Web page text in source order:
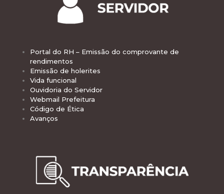
Portal do RH – Emissão do comprovante de
rendimentos
Emissão de holerites
Vida funcional
Ouvidoria do Servidor
Webmail Prefeitura
Código de Ética
Avanços